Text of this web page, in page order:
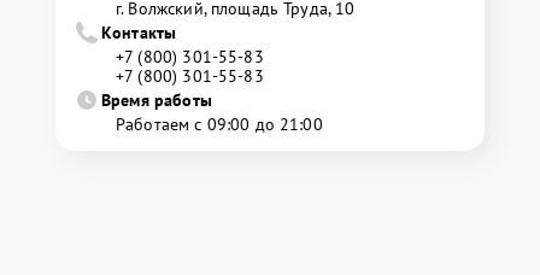
г. Волжский, площадь Труда, 10
Контакты
+7 (800) 301-55-83
+7 (800) 301-55-83
Время работы
Работаем с 09:00 до 21:00